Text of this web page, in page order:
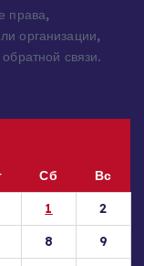
содержание
на нашем сайте
права,
Сб
Вс
1
2